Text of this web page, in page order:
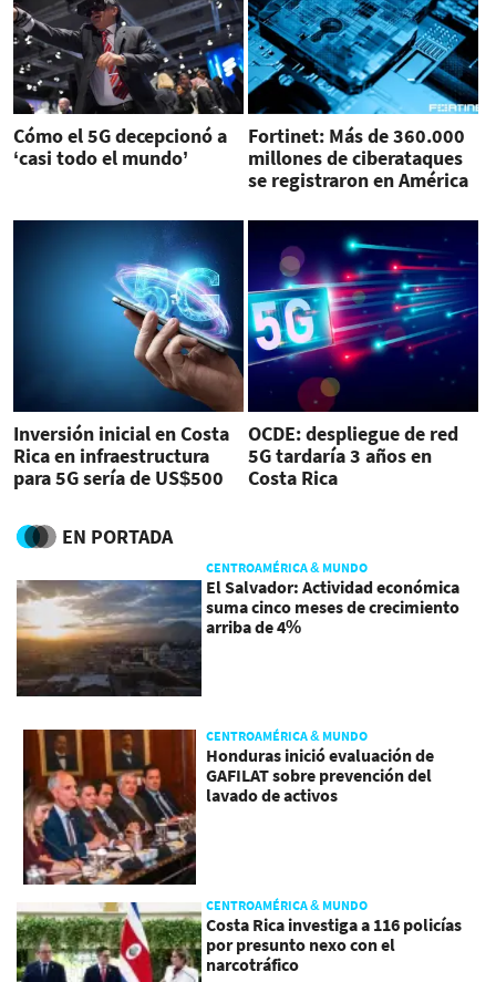
Cómo el 5G decepcionó a
‘casi todo el mundo’
Fortinet: Más de 360.000
millones de ciberataques
se registraron en América
Inversión inicial en Costa
Rica en infraestructura
para 5G sería de US$500
OCDE: despliegue de red
5G tardaría 3 años en
Costa Rica
EN PORTADA
CENTROAMÉRICA & MUNDO
El Salvador: Actividad económica
suma cinco meses de crecimiento
arriba de 4%
CENTROAMÉRICA & MUNDO
Honduras inició evaluación de
GAFILAT sobre prevención del
lavado de activos
CENTROAMÉRICA & MUNDO
Costa Rica investiga a 116 policías
por presunto nexo con el
narcotráfico